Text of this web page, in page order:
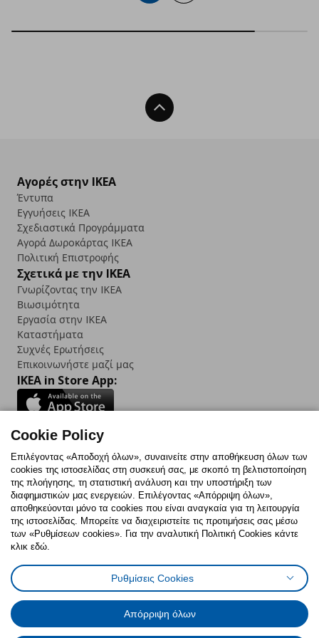
Back To Top
Αγορές στην IKEA
Έντυπα
Εγγυήσεις IKEA
Σχεδιαστικά Προγράμματα
Αγορά Δωρoκάρτας IKEA
Πολιτική Επιστροφής
Σχετικά με την IKEA
Γνωρίζοντας την IKEA
Βιωσιμότητα
Εργασία στην IKEA
Καταστήματα
Συχνές Ερωτήσεις
Επικοινωνήστε μαζί μας
IKEA in Store App:
Follow us:
FacebookInstagram
TikTokYoutubePinterestTwitter
Πολιτική CookiesΔήλωση ψηφιακής προσβασιμότητας
Ρυθμίσεις cookiesΌροι Χρήσης
Γενική Πολιτική Προσωπικών Δεδομένων
Πολιτική Προσωπικών Δεδομένων για ΙΚΕΑ.gr
Κώδικας Καταναλωτικής Δεοντολογίας
Cookie Policy
Επιλέγοντας «Αποδοχή όλων», συναινείτε στην αποθήκευση όλων των
cookies της ιστοσελίδας στη συσκευή σας, με σκοπό τη βελτιστοποίηση
της πλοήγησης, τη στατιστική ανάλυση και την υποστήριξη των
διαφημιστικών μας ενεργειών. Επιλέγοντας «Απόρριψη όλων»,
αποθηκεύονται μόνο τα cookies που είναι αναγκαία για τη λειτουργία
της ιστοσελίδας. Μπορείτε να διαχειριστείτε τις προτιμήσεις σας μέσω
των «Ρυθμίσεων cookies». Για την αναλυτική Πολιτική Cookies κάντε
κλικ εδώ.
Ρυθμίσεις Cookies
Απόρριψη όλων